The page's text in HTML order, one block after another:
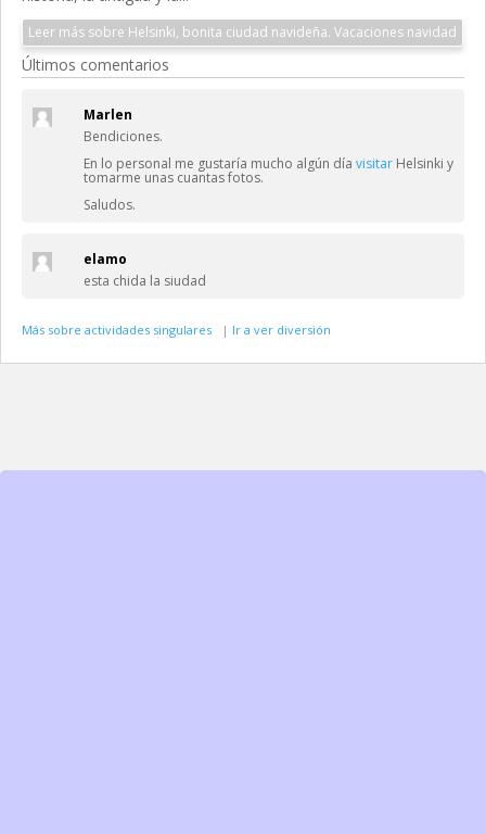
Leer más sobre Helsinki, bonita ciudad navideña. Vacaciones navidad
Últimos comentarios
Marlen
Bendiciones.
En lo personal me gustaría mucho algún día visitar Helsinki y
tomarme unas cuantas fotos.
Saludos.
elamo
esta chida la siudad
Más sobre actividades singulares | Ir a ver diversión